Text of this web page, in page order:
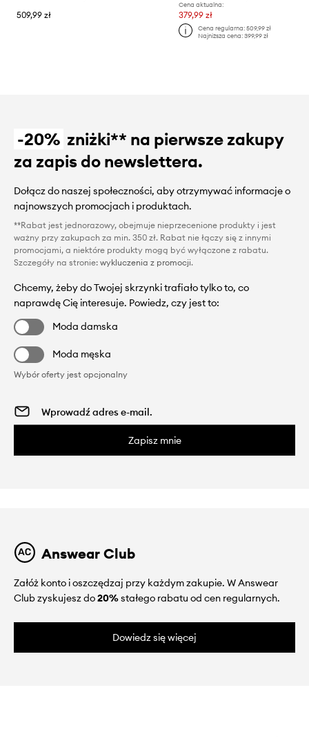
509,99 zł
Cena aktualna:
379,99 zł
Cena regularna: 509,99 zł
Najniższa cena: 399,99 zł
-20% zniżki** na pierwsze zakupy
za zapis do newslettera.
Dołącz do naszej społeczności, aby otrzymywać informacje o
najnowszych promocjach i produktach.
**Rabat jest jednorazowy, obejmuje nieprzecenione produkty i jest
ważny przy zakupach za min. 350 zł. Rabat nie łączy się z innymi
promocjami, a niektóre produkty mogą być wyłączone z rabatu.
Szczegóły na stronie: wykluczenia z promocji.
Chcemy, żeby do Twojej skrzynki trafiało tylko to, co
naprawdę Cię interesuje. Powiedz, czy jest to:
Moda damska
Moda męska
Wybór oferty jest opcjonalny
Zapisz mnie
Answear Club
Załóż konto i oszczędzaj przy każdym zakupie. W Answear
Club zyskujesz do20%stałego rabatu od cen regularnych.
Dowiedz się więcej